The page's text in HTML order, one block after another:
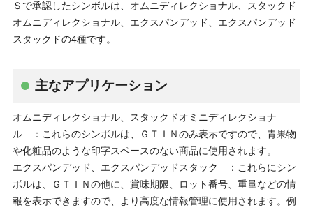
Ｓで承認したシンボルは、オムニディレクショナル、スタックド
オムニディレクショナル、エクスパンデッド、エクスパンデッド
スタックドの4種です。
主なアプリケーション
オムニディレクショナル、スタックドオミニディレクショナ
ル ：これらのシンボルは、ＧＴＩＮのみ表示ですので、青果物
や化粧品のような印字スペースのない商品に使用されます。
エクスパンデッド、エクスパンデッドスタック ：これらにシン
ボルは、ＧＴＩＮの他に、賞味期限、ロット番号、重量などの情
報を表示できますので、より高度な情報管理に使用されます。例